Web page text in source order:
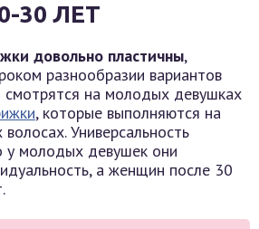
30 ЛЕТ
довольно пластичны,
разнообразии вариантов
смотрятся на молодых девушках
, которые выполняются на
Универсальность
у молодых девушек они
а женщин после 30